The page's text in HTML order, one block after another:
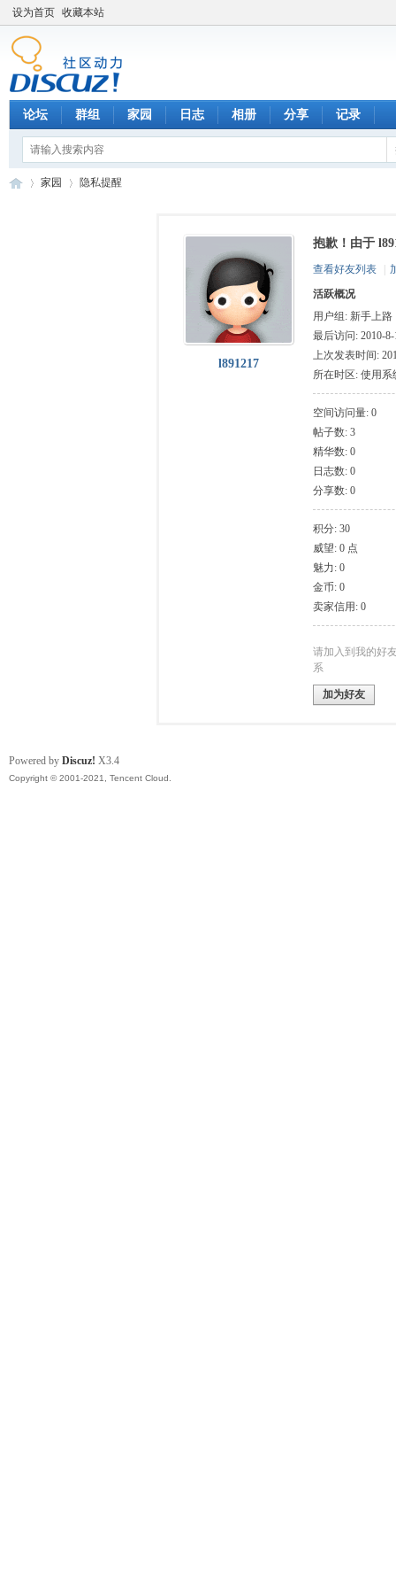
设为首页 收藏本站
论坛 群组 家园 日志 相册 分享 记录
家园 隐私提醒
l891217
抱歉！由于
查看好友列表
活跃概况
用户组: 新手上路
最后访问: 2010-8-
上次发表时间:
所在时区: 使用系
空间访问量: 0
帖子数: 3
精华数: 0
日志数: 0
分享数: 0
积分: 30
威望: 0 点
魅力: 0
金币: 0
卖家信用: 0
请加入到我的好
系
加为好友
Powered by Discuz! X3.4
Copyright © 2001-2021, Tencent Cloud.